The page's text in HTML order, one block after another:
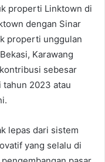
properti Linktown di
dengan Sinar
properti unggulan
Karawang
sebesar
2023 atau
lepas dari sistem
yang selalu di